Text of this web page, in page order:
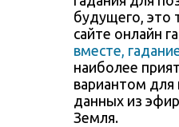
будущего, это
сайте онлайн
вместе,
наиболее
вариантом
данных из
Земля.